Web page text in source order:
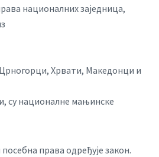
националних заједница,
Хрвати, Македонци и
су националне мањинске
права одређује закон.